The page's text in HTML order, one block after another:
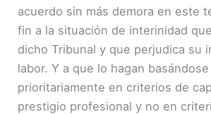
acuerdo sin más demora en este
fin a la situación de interinidad
dicho Tribunal y que perjudica su
labor. Y a que lo hagan basándose
prioritariamente en criterios de
prestigio profesional y no en